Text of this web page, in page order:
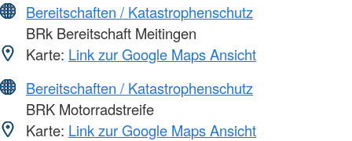
Bereitschaften / Katastrophenschutz
BRk Bereitschaft Meitingen
Karte: Link zur Google Maps Ansicht
Bereitschaften / Katastrophenschutz
BRK Motorradstreife
Karte: Link zur Google Maps Ansicht